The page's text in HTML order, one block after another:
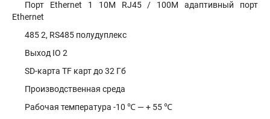
Порт Ethernet 1 10M RJ45 / 100M адаптивный порт
Ethernet
485 2, RS485 полудуплекс
Выход IO 2
SD-карта TF карт до 32 Гб
Производственная среда
Рабочая температура -10 ℃ — + 55 ℃